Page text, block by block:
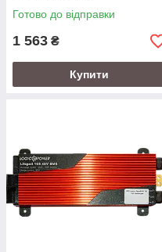
Готово до відправки
1 563 ₴
Купити